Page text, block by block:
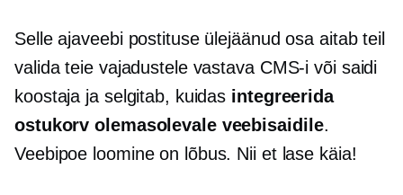
Selle ajaveebi postituse ülejäänud osa aitab teil
valida teie vajadustele vastava CMS-i või saidi
koostaja ja selgitab, kuidas integreerida
ostukorv olemasolevale veebisaidile.
Veebipoe loomine on lõbus. Nii et lase käia!